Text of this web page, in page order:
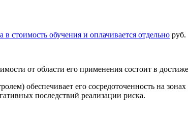
стоимость обучения и оплачивается отдельно руб.
от области его применения состоит в
обеспечивает его сосредоточенность на
последствий реализации риска.